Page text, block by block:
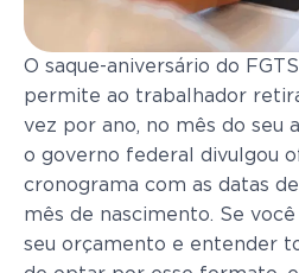
O saque-aniversário do
permite ao trabalhador
vez por ano, no mês do seu
o governo federal divulgou
cronograma com as datas
mês de nascimento. Se
seu orçamento e entender